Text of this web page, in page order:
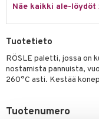
Näe kaikki ale-löydöt
Tuotetieto
RÖSLE paletti, jossa on
nostamista pannuista,
260°C asti. Kestää
Tuotenumero
& Korit
tekstiilit
& Tyynyliinat
& vastauksia